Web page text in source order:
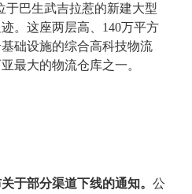
于巴生武吉拉惹的新建大型
。这座两层高、140万平方
础设施的综合高科技物流
最大的物流仓库之一。
于部分渠道下线的通知。 公